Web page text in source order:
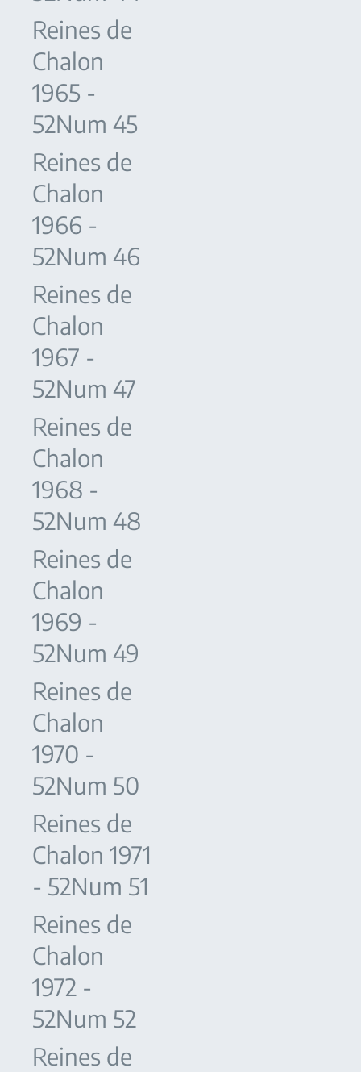
Reines de
Chalon
1965 -
52Num 45
Reines de
Chalon
1966 -
52Num 46
Reines de
Chalon
1967 -
52Num 47
Reines de
Chalon
1968 -
52Num 48
Reines de
Chalon
1969 -
52Num 49
Reines de
Chalon
1970 -
52Num 50
Reines de
Chalon 1971
- 52Num 51
Reines de
Chalon
1972 -
52Num 52
Reines de